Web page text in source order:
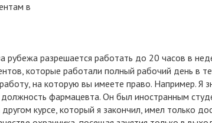
в
рубежа разрешается работать до 20 часов в
которые работали полный рабочий день в
на которую вы имеете право. Например. Я
должность фармацевта. Он был иностранным
курсе, который я закончил, имел только